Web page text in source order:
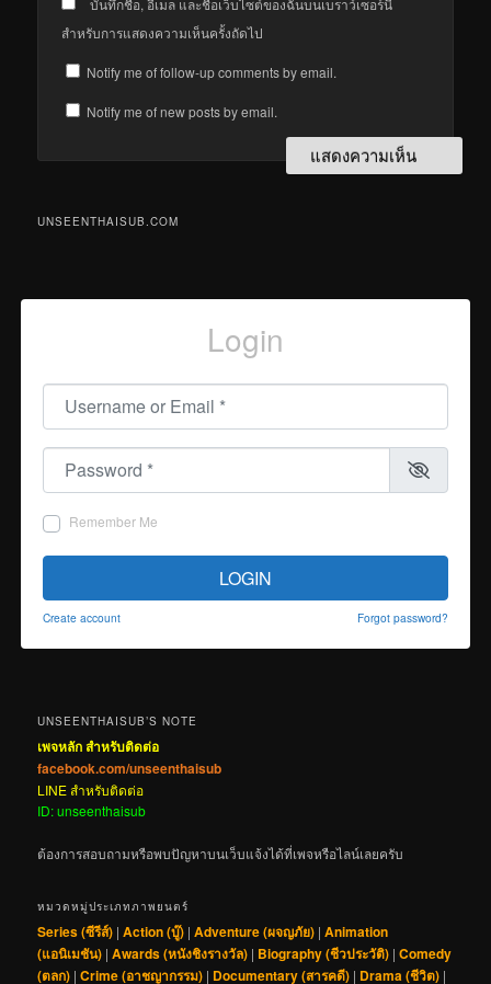
บันทึกชื่อ, อีเมล และชื่อเว็บไซต์ของฉันบนเบราว์เซอร์นี้
สำหรับการแสดงความเห็นครั้งถัดไป
Notify me of follow-up comments by email.
Notify me of new posts by email.
UNSEENTHAISUB.COM
Login
Username or Email
Password
Remember Me
LOGIN
Create account Forgot password?
UNSEENTHAISUB’S NOTE
เพจหลัก สำหรับติดต่อ
facebook.com/unseenthaisub
LINE สำหรับติดต่อ
ID: unseenthaisub
ต้องการสอบถามหรือพบปัญหาบนเว็บแจ้งได้ที่เพจหรือไลน์เลยครับ
หมวดหมู่ประเภทภาพยนตร์
Series (ซีรีส์) |Action (บู๊) |Adventure (ผจญภัย) |Animation
(แอนิเมชัน) |Awards (หนังชิงรางวัล) | Biography (ชีวประวัติ) |Comedy
(ตลก) |Crime (อาชญากรรม) | Documentary (สารคดี) | Drama (ชีวิต) |